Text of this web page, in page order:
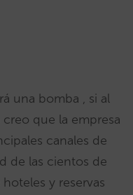
una bomba , si al
que la empresa
canales de
de las cientos de
y reservas